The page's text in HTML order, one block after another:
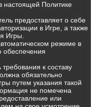
Политике
предоставляет о себе
в Игре, а также
Игры.
режиме в
обеспечения
к составу
обязательно
путем указания такой
не помечена
или